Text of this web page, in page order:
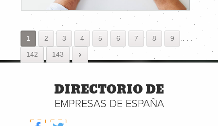
1 2 3 4 5 6 7 8 9
142 143
DIRECTORIO DE
EMPRESAS DE ESPAÑA